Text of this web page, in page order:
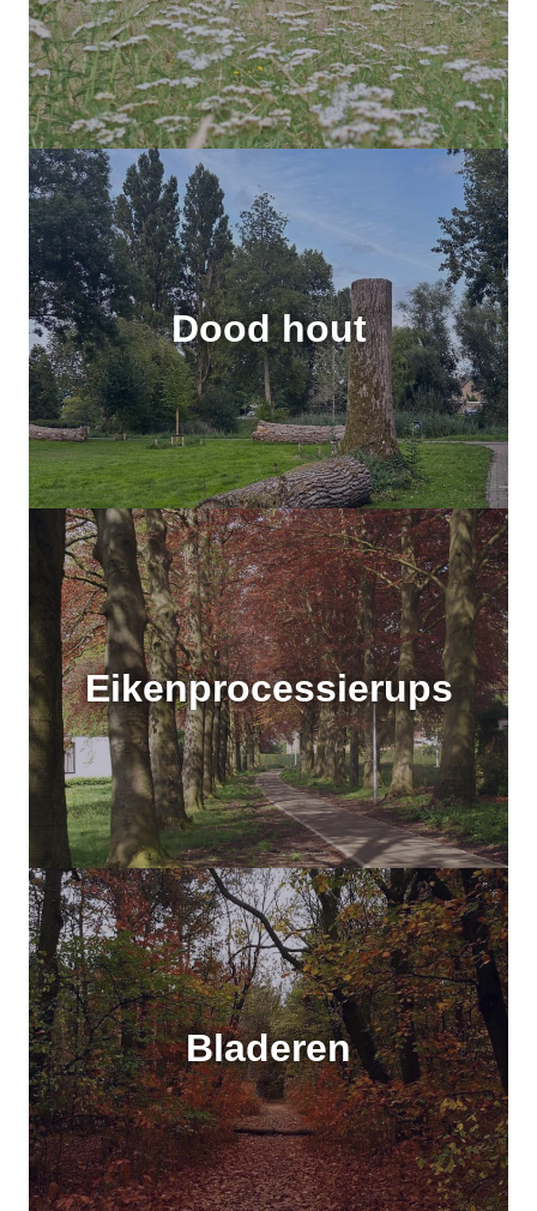
Dood hout
Eikenprocessierups
Bladeren